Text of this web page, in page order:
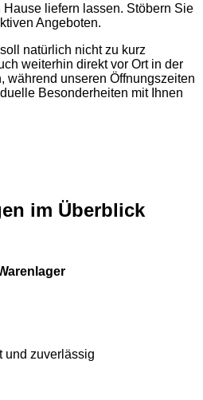
liefern lassen. Stöbern Sie
Angeboten.
natürlich nicht zu kurz
weiterhin direkt vor Ort in der
während unseren Öffnungszeiten
Besonderheiten mit Ihnen
im Überblick
und zuverlässig